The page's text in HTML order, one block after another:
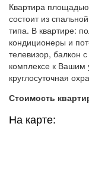
Квартира
состоит из
типа. В квартире:
кондиционеры и
телевизор,
комплексе к Вашим
круглосуточная
Стоимость
На карте: